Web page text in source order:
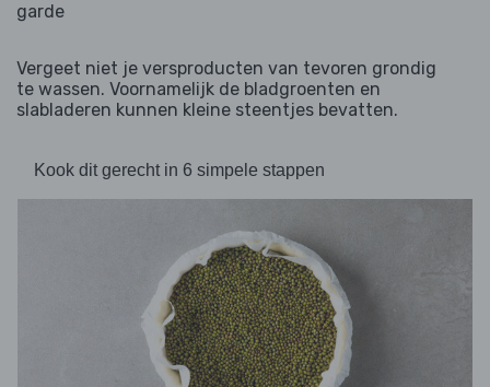
garde
Vergeet niet je versproducten van tevoren grondig
te wassen. Voornamelijk de bladgroenten en
slabladeren kunnen kleine steentjes bevatten.
Kook dit gerecht in 6 simpele stappen